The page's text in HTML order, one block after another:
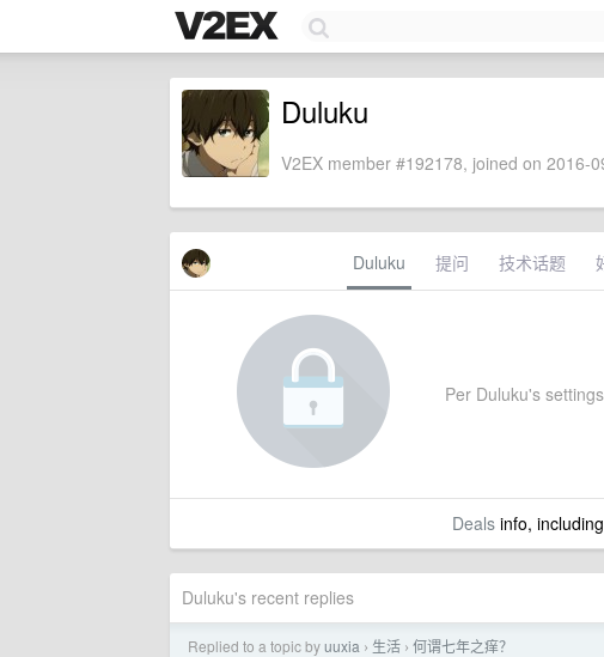
Duluku
V2EX member #192178, joined on 2016-
Duluku 提问 技术话题
Per Duluku's
Dealsinfo,
Duluku's recent replies
Replied to a topic byuuxia › 生活 › 何谓七年之痒？